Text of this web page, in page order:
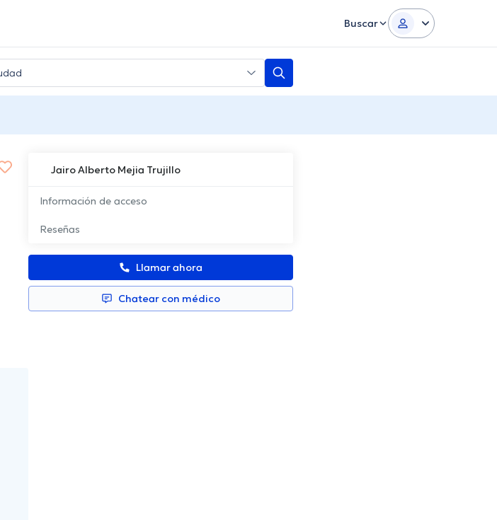
Buscar
Jairo Alberto Mejia Trujillo
Información de acceso
Reseñas
Llamar ahora
Chatear con médico